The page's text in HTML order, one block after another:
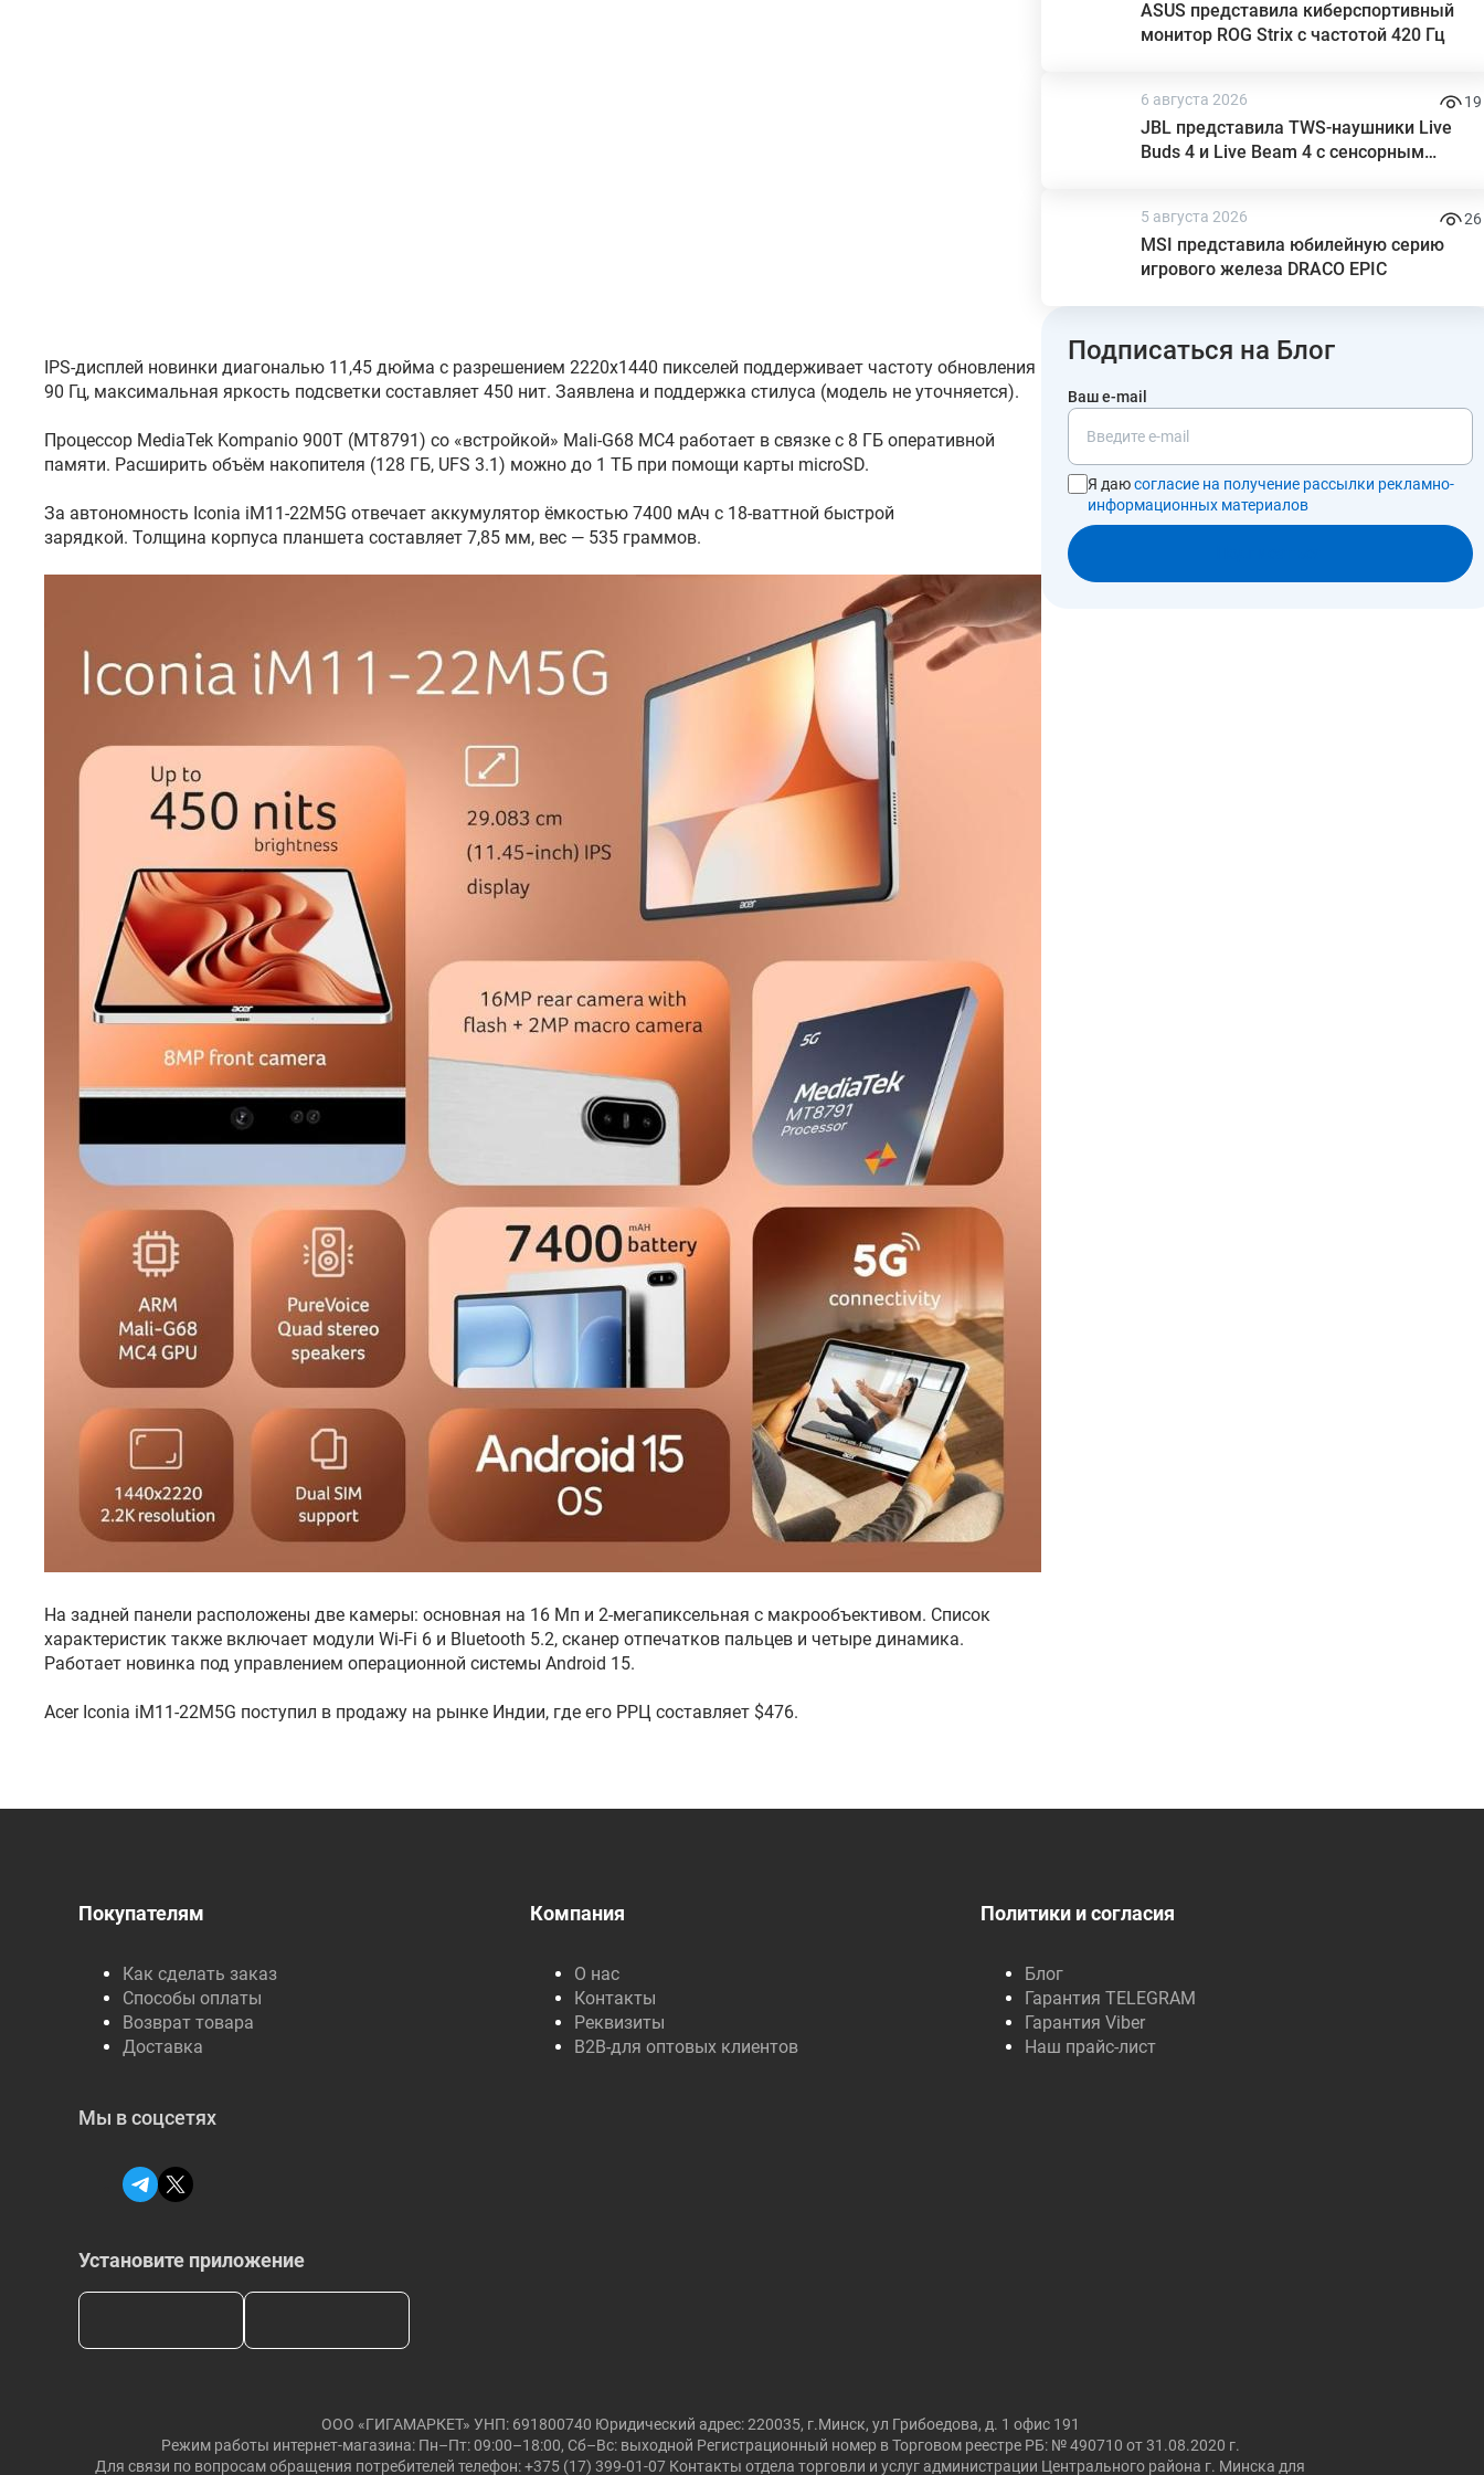
IPS-дисплей новинки диагональю 11,45 дюйма с разрешением 2220x1440 пикселей поддерживает частоту обновления
90 Гц, максимальная яркость подсветки составляет 450 нит. Заявлена и поддержка стилуса (модель не уточняется).
Процессор MediaTek Kompanio 900T (MT8791) со «встройкой» Mali-G68 MC4 работает в связке с 8 ГБ оперативной
памяти. Расширить объём накопителя (128 ГБ, UFS 3.1) можно до 1 ТБ при помощи карты microSD.
За автономность Iconia iM11-22M5G отвечает аккумулятор ёмкостью 7400 мАч с 18-ваттной быстрой
зарядкой. Толщина корпуса планшета составляет 7,85 мм, вес — 535 граммов.
На задней панели расположены две камеры: основная на 16 Мп и 2-мегапиксельная с макрообъективом. Список
характеристик также включает модули Wi-Fi 6 и Bluetooth 5.2, сканер отпечатков пальцев и четыре динамика.
Работает новинка под управлением операционной системы Android 15.
Acer Iconia iM11-22M5G поступил в продажу на рынке Индии, где его РРЦ составляет $476.
ASUS представила киберспортивный
монитор ROG Strix с частотой 420 Гц
6 августа 2026 19
JBL представила TWS-наушники Live
Buds 4 и Live Beam 4 с сенсорным
5 августа 2026 26
MSI представила юбилейную серию
игрового железа DRACO EPIC
Подписаться на Блог
Ваш e-mail
Я даюсогласие на получение рассылки рекламно-
информационных материалов
Покупателям
Как сделать заказ
Способы оплаты
Возврат товара
Доставка
Компания
О нас
Контакты
Реквизиты
B2B-для оптовых клиентов
Политики и согласия
Блог
Гарантия TELEGRAM
Гарантия Viber
Наш прайс-лист
Установите приложение
Мы в соцсетях
ООО «ГИГАМАРКЕТ» УНП: 691800740 Юридический адрес: 220035, г.Минск, ул Грибоедова, д. 1 офис 191
Режим работы интернет-магазина: Пн–Пт: 09:00–18:00, Сб–Вс: выходной Регистрационный номер в Торговом реестре РБ: № 490710 от 31.08.2020 г.
Для связи по вопросам обращения потребителей телефон: +375 (17) 399-01-07 Контакты отдела торговли и услуг администрации Центрального района г. Минска для